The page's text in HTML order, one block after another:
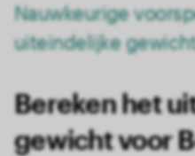
Nauwkeurige
uiteindelijke
Bereken het
gewicht voor